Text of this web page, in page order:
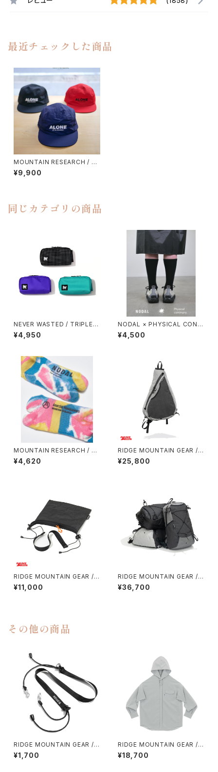
最近チェックした商品
MOUNTAIN RESEARCH / O
VER CAP
¥9,900
同じカテゴリの商品
NEVER WASTED / TRIPLEY
ES
¥4,950
NODAL × PHYSICAL CONT
MPRY.
¥4,500
MOUNTAIN RESEARCH / TI
E DYE TABI
¥4,620
RIDGE MOUNTAIN GEAR / S
ASH PACK
¥25,800
RIDGE MOUNTAIN GEAR / S
ACOCHE
¥11,000
RIDGE MOUNTAIN GEAR /
ONE MILE TRIM
¥36,700
その他の商品
RIDGE MOUNTAIN GEAR / S
HOULDER STRAP TOUGH
¥1,700
RIDGE MOUNTAIN GEAR /
HOODED LONG SLEEVE SH
IRT（WOMEN）2026
¥18,700